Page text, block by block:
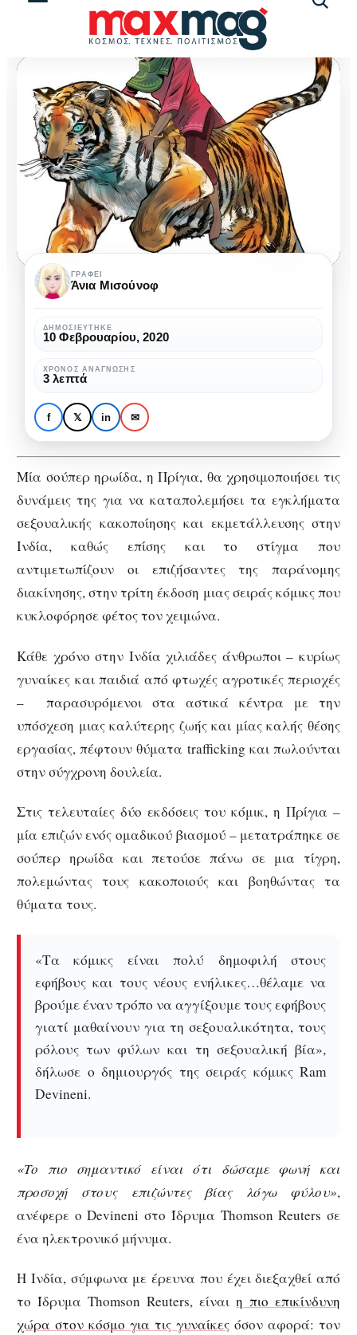
ΕΞΆΛΕΙΨΗ ΤΗΣ ΒΊΑΣ
Σούπερ ηρωίδα μάχεται
κατά της κουλτούρας
του βιασμού στην Ινδία
Σούπερ
ηρωίδα
μάχεται
κατά
της
κουλτούρας
του
βιασμού
στην
Ινδία
ΓΡΆΦΕΙ
Άνια Μισούνοφ
ΔΗΜΟΣΙΕΎΤΗΚΕ
10 Φεβρουαρίου, 2020
ΧΡΌΝΟΣ ΑΝΆΓΝΩΣΗΣ
3 λεπτά
f 𝕏 in ✉
Μία σούπερ ηρωίδα, η Πρίγια, θα χρησιμοποιήσει τις
δυνάμεις της για να καταπολεμήσει τα εγκλήματα
σεξουαλικής κακοποίησης και εκμετάλλευσης στην
Ινδία, καθώς επίσης και το στίγμα που
αντιμετωπίζουν οι επιζήσαντες της παράνομης
διακίνησης, στην τρίτη έκδοση μιας σειράς κόμικς που
κυκλοφόρησε φέτος τον χειμώνα.
Κάθε χρόνο στην Ινδία χιλιάδες άνθρωποι – κυρίως
γυναίκες και παιδιά από φτωχές αγροτικές περιοχές
– παρασυρόμενοι στα αστικά κέντρα με την
υπόσχεση μιας καλύτερης ζωής και μίας καλής θέσης
εργασίας, πέφτουν θύματα trafficking και πωλούνται
στην σύγχρονη δουλεία.
Στις τελευταίες δύο εκδόσεις του κόμικ, η Πρίγια –
μία επιζών ενός ομαδικού βιασμού – μετατράπηκε σε
σούπερ ηρωίδα και πετούσε πάνω σε μια τίγρη,
πολεμώντας τους κακοποιούς και βοηθώντας τα
θύματα τους.
«Τα κόμικς είναι πολύ δημοφιλή στους
εφήβους και τους νέους ενήλικες…θέλαμε να
βρούμε έναν τρόπο να αγγίξουμε τους εφήβους
γιατί μαθαίνουν για τη σεξουαλικότητα, τους
ρόλους των φύλων και τη σεξουαλική βία»,
δήλωσε ο δημιουργός της σειράς κόμικς Ram
Devineni.
«Το πιο σημαντικό είναι ότι δώσαμε φωνή και
προσοχή στους επιζώντες βίας λόγω φύλου»,
ανέφερε ο Devineni στο Ίδρυμα Thomson Reuters σε
ένα ηλεκτρονικό μήνυμα.
Η Ινδία, σύμφωνα με έρευνα που έχει διεξαχθεί από
το Ίδρυμα Thomson Reuters, είναι η πιο επικίνδυνη
χώρα στον κόσμο για τις γυναίκες όσον αφορά: τον